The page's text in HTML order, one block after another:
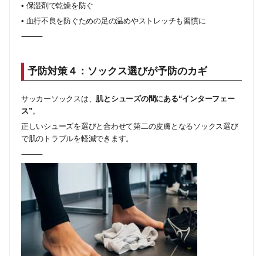
• 保湿剤で乾燥を防ぐ
• 血行不良を防ぐための足の温めやストレッチも習慣に
⸻
予防対策４：ソックス選びが予防のカギ
サッカーソックスは、 肌とシューズの間にある“インターフェー
ス”。
正しいシューズを選びと合わせて第二の皮膚となるソックス選び
で肌のトラブルを軽減できます。
⸻